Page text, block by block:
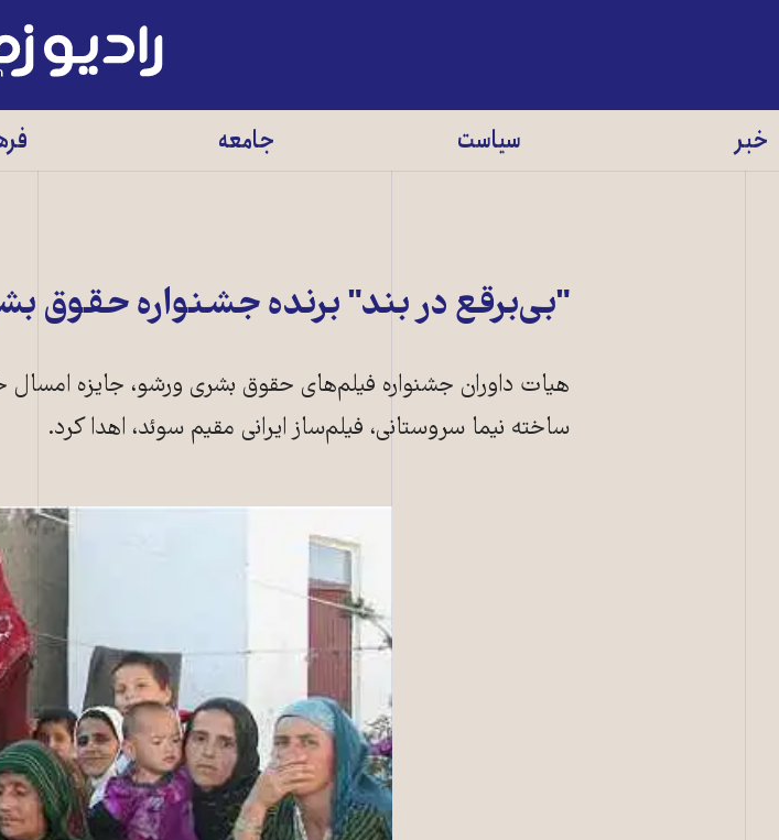
رادیو
زمانه
خبر سیاست جامعه
"بی‌برقع در بند" برنده جشنواره حقوق
هیات داوران جشنواره فیلم‌های حقوق بشری ورشو، جایزه امسال
ساخته نیما سروستانی، فیلم‌ساز ایرانی مقیم سوئد، اهدا کرد.